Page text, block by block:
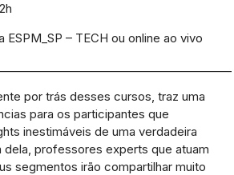
ESPM_SP – TECH ou online ao vivo
por trás desses cursos, traz uma
para os participantes que
inestimáveis de uma verdadeira
dela, professores experts que atuam
segmentos irão compartilhar muito